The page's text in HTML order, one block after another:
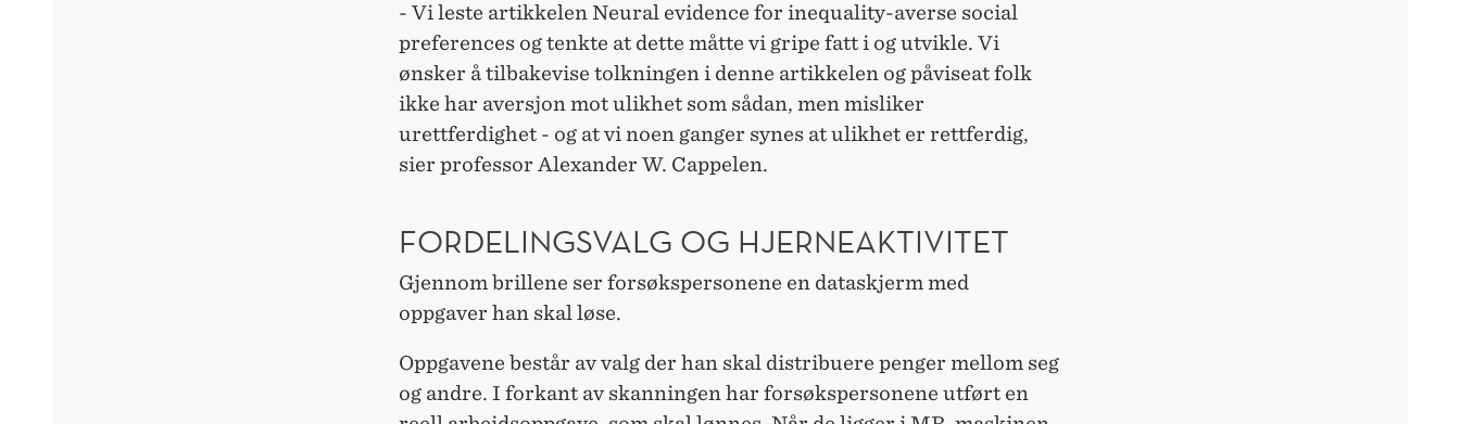
- Vi leste artikkelen Neural evidence for inequality-averse social
preferences og tenkte at dette måtte vi gripe fatt i og utvikle. Vi
ønsker å tilbakevise tolkningen i denne artikkelen og påviseat folk
ikke har aversjon mot ulikhet som sådan, men misliker
urettferdighet - og at vi noen ganger synes at ulikhet er rettferdig,
sier professor Alexander W. Cappelen.
FORDELINGSVALG OG HJERNEAKTIVITET
Gjennom brillene ser forsøkspersonene en dataskjerm med
oppgaver han skal løse.
Oppgavene består av valg der han skal distribuere penger mellom seg
og andre. I forkant av skanningen har forsøkspersonene utført en